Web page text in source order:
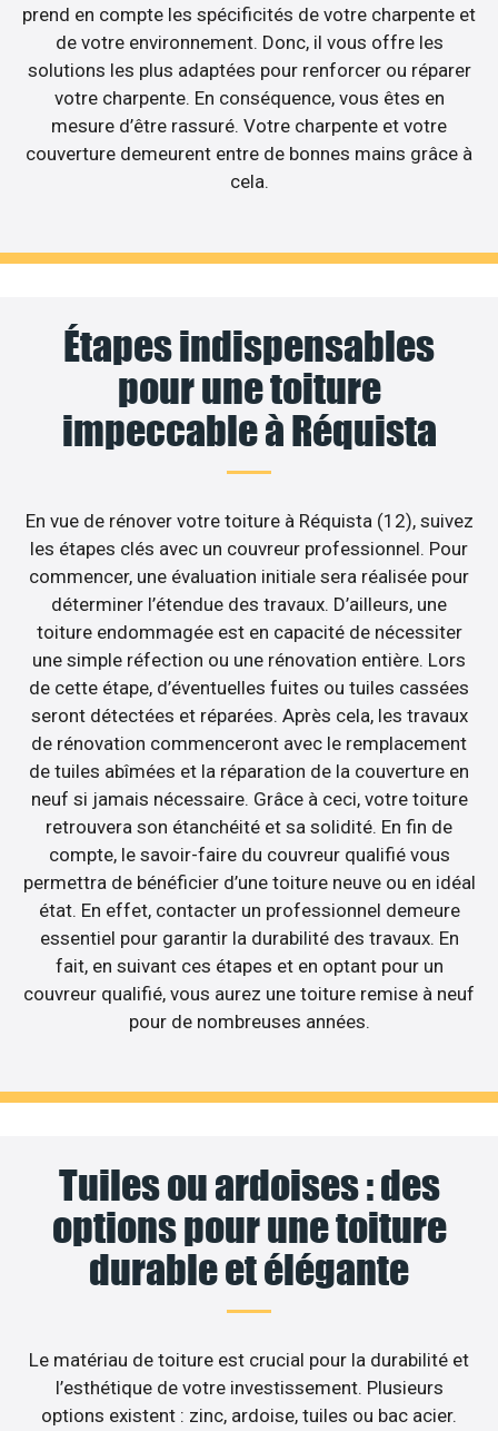
prend en compte les spécificités de votre charpente et
de votre environnement. Donc, il vous offre les
solutions les plus adaptées pour renforcer ou réparer
votre charpente. En conséquence, vous êtes en
mesure d’être rassuré. Votre charpente et votre
couverture demeurent entre de bonnes mains grâce à
cela.
Étapes indispensables
pour une toiture
impeccable à Réquista
En vue de rénover votre toiture à Réquista (12), suivez
les étapes clés avec un couvreur professionnel. Pour
commencer, une évaluation initiale sera réalisée pour
déterminer l’étendue des travaux. D’ailleurs, une
toiture endommagée est en capacité de nécessiter
une simple réfection ou une rénovation entière. Lors
de cette étape, d’éventuelles fuites ou tuiles cassées
seront détectées et réparées. Après cela, les travaux
de rénovation commenceront avec le remplacement
de tuiles abîmées et la réparation de la couverture en
neuf si jamais nécessaire. Grâce à ceci, votre toiture
retrouvera son étanchéité et sa solidité. En fin de
compte, le savoir-faire du couvreur qualifié vous
permettra de bénéficier d’une toiture neuve ou en idéal
état. En effet, contacter un professionnel demeure
essentiel pour garantir la durabilité des travaux. En
fait, en suivant ces étapes et en optant pour un
couvreur qualifié, vous aurez une toiture remise à neuf
pour de nombreuses années.
Tuiles ou ardoises : des
options pour une toiture
durable et élégante
Le matériau de toiture est crucial pour la durabilité et
l’esthétique de votre investissement. Plusieurs
options existent : zinc, ardoise, tuiles ou bac acier.